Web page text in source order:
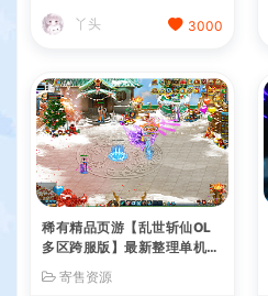
教程
丫头 3000
稀有精品页游【乱世斩仙OL
多区跨服版】最新整理单机一
务端+网页注册+网页商城+C
寄售资源